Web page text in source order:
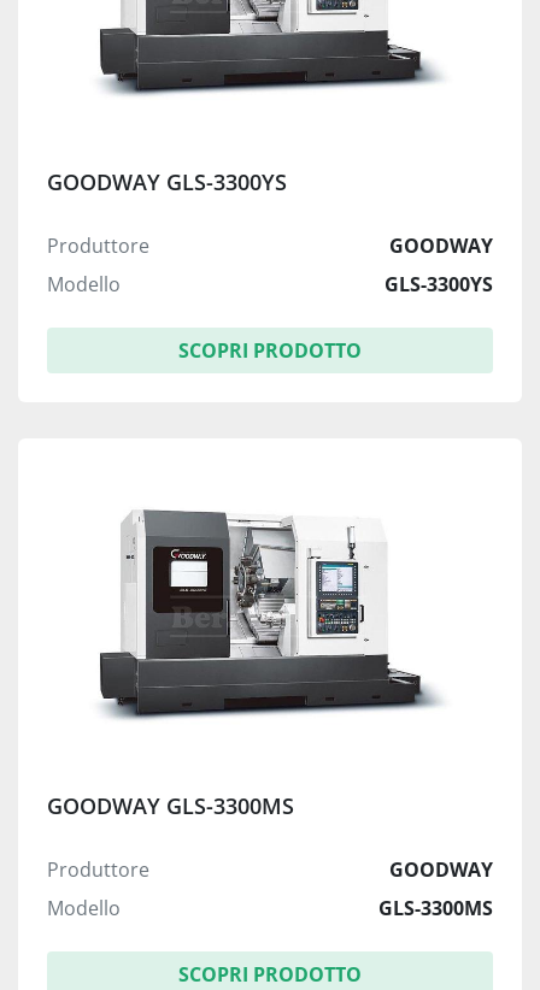
GOODWAY GLS-3300YS
Produttore
GOODWAY
Modello
GLS-3300YS
SCOPRI PRODOTTO
GOODWAY GLS-3300MS
Produttore
GOODWAY
Modello
GLS-3300MS
SCOPRI PRODOTTO